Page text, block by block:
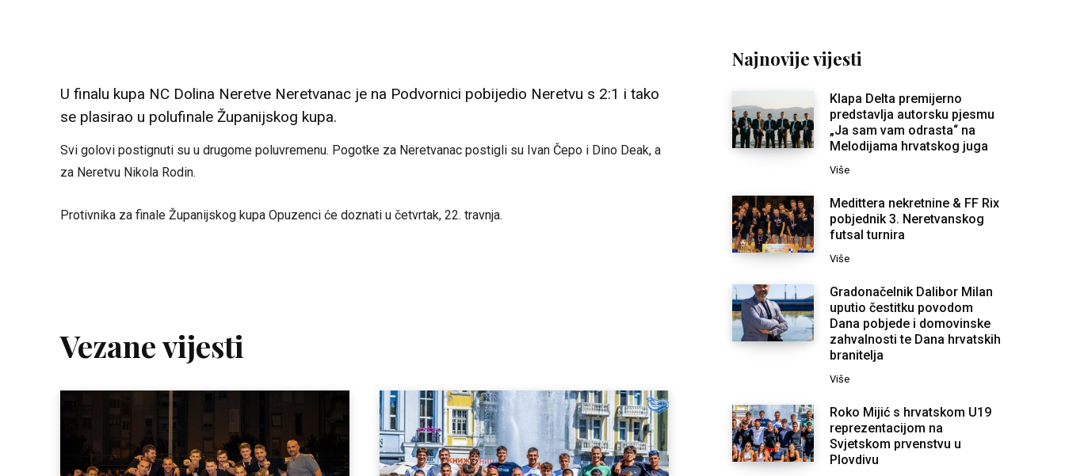
U finalu kupa NC Dolina Neretve Neretvanac je na Podvornici pobijedio Neretvu s 2:1 i tako
se plasirao u polufinale Županijskog kupa.
Svi golovi postignuti su u drugome poluvremenu. Pogotke za Neretvanac postigli su Ivan Čepo i Dino Deak, a
za Neretvu Nikola Rodin.
Protivnika za finale Županijskog kupa Opuzenci će doznati u četvrtak, 22. travnja.
Vezane vijesti
Najnovije vijesti
Klapa Delta premijerno
predstavlja autorsku pjesmu
„Ja sam vam odrasta“ na
Melodijama hrvatskog juga
Više
Medittera nekretnine & FF Rix
pobjednik 3. Neretvanskog
futsal turnira
Više
Gradonačelnik Dalibor Milan
uputio čestitku povodom
Dana pobjede i domovinske
zahvalnosti te Dana hrvatskih
branitelja
Više
Roko Mijić s hrvatskom U19
reprezentacijom na
Svjetskom prvenstvu u
Plovdivu